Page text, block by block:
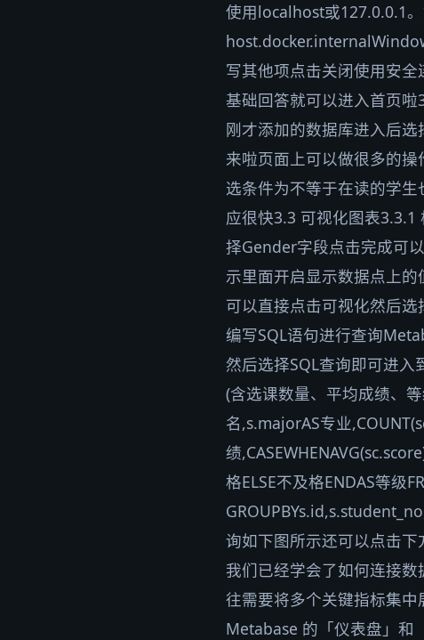
使用localhost或127.0.0.1
写其他项点击关闭使用安
基础回答就可以进入首页
刚才添加的数据库进入后
来啦页面上可以做很多的
选条件为不等于在读的学
应很快3.3 可视化图表
择Gender字段点击完成可
示里面开启显示数据点上
可以直接点击可视化然后
编写SQL语句进行查询
然后选择SQL查询即可进
(含选课数量、平均成绩、
名,s.majorAS专业
绩
格ELSE不及格ENDAS等级
询如下图所示还可以点击
我们已经学会了如何连接
往需要将多个关键指标集
Metabase 的「仪表盘」